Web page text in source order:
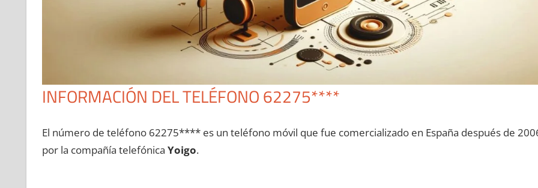
INFORMACIÓN DEL TELÉFONO 62275****
El número dе teléfono 62275**** es un teléfono móvil quе fue comercializado en España después dе
pοr la compañía telefónica Yoigo.